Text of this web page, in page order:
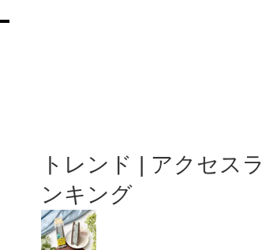
トレンド | アクセスラ
ンキング